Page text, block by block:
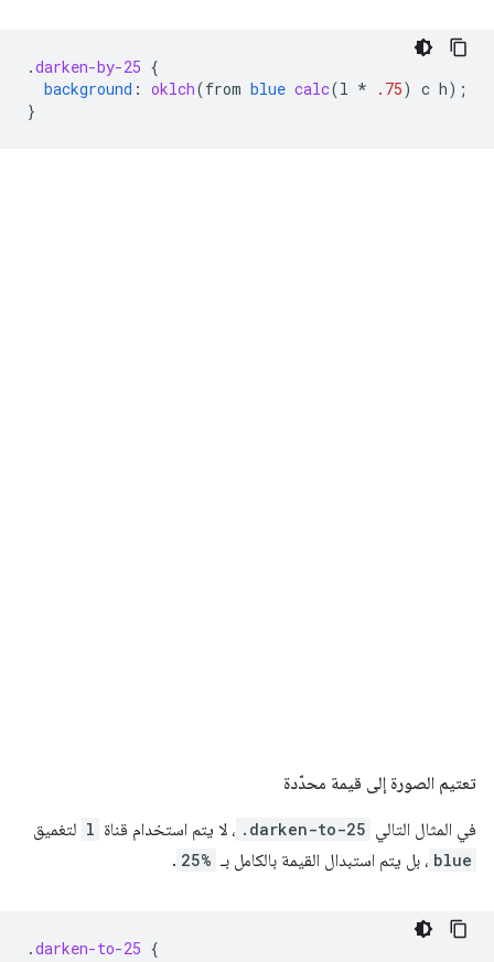
.darken-by-25 {
background : oklch(from blue calc(l * .75) c h);
}
تعتيم الصورة إلى قيمة محدّدة
في المثال التالي .darken-to-25 ، لا يتم استخدام قناة l لتغميق
blue ، بل يتم استبدال القيمة بالكامل بـ 25%
.
.darken-to-25 {